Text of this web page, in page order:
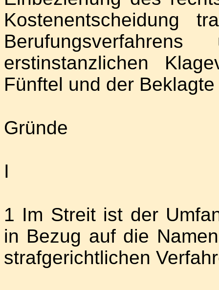
Kostenentscheidung
erstinstanzlichen
Fünftel und der
Gründe
I
1 Im Streit ist der
in Bezug auf die
strafgerichtlichen